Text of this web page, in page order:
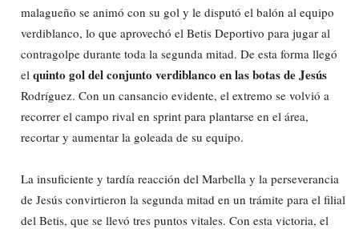
malagueño se animó con su gol y le disputó el balón al equipo
verdiblanco, lo que aprovechó el Betis Deportivo para jugar al
contragolpe durante toda la segunda mitad. De esta forma llegó
el quinto gol del conjunto verdiblanco en las botas de Jesús
Rodríguez. Con un cansancio evidente, el extremo se volvió a
recorrer el campo rival en sprint para plantarse en el área,
recortar y aumentar la goleada de su equipo.
La insuficiente y tardía reacción del Marbella y la perseverancia
de Jesús convirtieron la segunda mitad en un trámite para el filial
del Betis, que se llevó tres puntos vitales. Con esta victoria, el